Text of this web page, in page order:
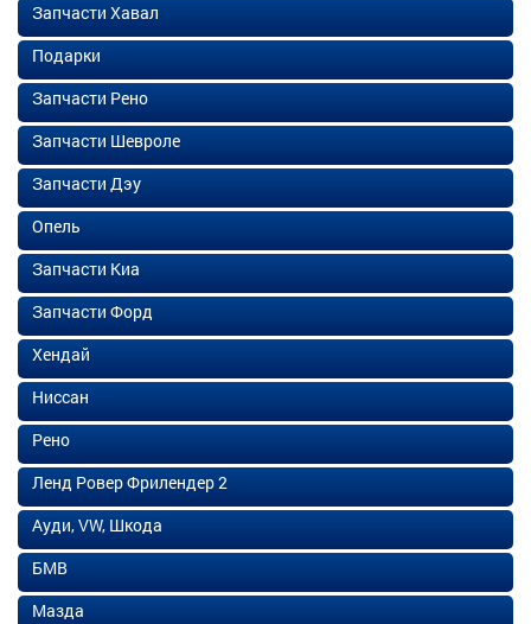
Запчасти Хавал
Подарки
Запчасти Рено
Запчасти Шевроле
Запчасти Дэу
Опель
Запчасти Киа
Запчасти Форд
Хендай
Ниссан
Рено
Ленд Ровер Фрилендер 2
Ауди, VW, Шкода
БМВ
Мазда